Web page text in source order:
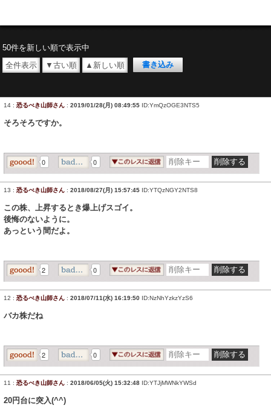
50件を新しい順で表示中
全件表示
▼古い順 ▲新しい順
14 : 恐るべき山師さん : 2019/01/28(月) 08:49:55 ID:YmQzOGE3NTS5
そろそろですか。
0 0
13 : 恐るべき山師さん : 2018/08/27(月) 15:57:45 ID:YTQzNGY2NTS8
この株、上昇するとき爆上げスゴイ。
後悔のないように。
あっという間だよ。
2 0
12 : 恐るべき山師さん : 2018/07/11(水) 16:19:50 ID:NzNhYzkzYzS6
バカ株だね
2 0
11 : 恐るべき山師さん : 2018/06/05(火) 15:32:48 ID:YTJjMWNkYWSd
20円台に突入(^^)